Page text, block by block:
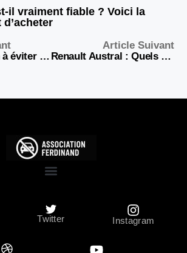
il vraiment fiable ? Voici la
Moteurs Nissan à éviter : années à risque et problèmes connus
Article Suivant
Renault Austral : Quels modèles éviter pour un achat serein ?
Twitter Instagram